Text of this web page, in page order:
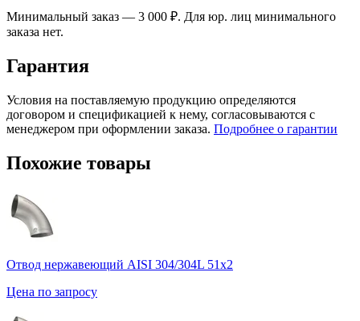
Минимальный заказ — 3 000 ₽. Для юр. лиц минимального
заказа нет.
Гарантия
Условия на поставляемую продукцию определяются
договором и спецификацией к нему, согласовываются с
менеджером при оформлении заказа. Подробнее о гарантии
Похожие товары
Отвод нержавеющий AISI 304/304L 51х2
Цена по запросу